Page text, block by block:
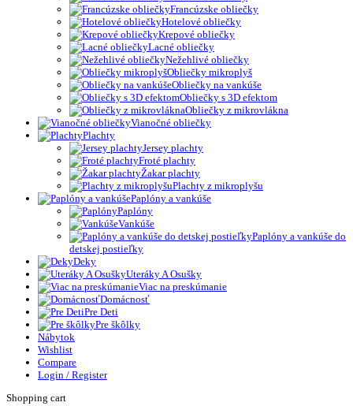
Francúzske obliečky
Hotelové obliečky
Krepové obliečky
Lacné obliečky
Nežehlivé obliečky
Obliečky mikroplyš
Obliečky na vankúše
Obliečky s 3D efektom
Obliečky z mikrovlákna
Vianočné obliečky
Plachty
Jersey plachty
Froté plachty
Žakar plachty
Plachty z mikroplyšu
Paplóny a vankúše
Paplóny
Vankúše
Paplóny a vankúše do
detskej postieľky
Deky
Uteráky A Osušky
Viac na preskúmanie
Domácnosť
Pre Deti
Pre škôlky
Nábytok
Wishlist
Compare
Login / Register
Shopping cart